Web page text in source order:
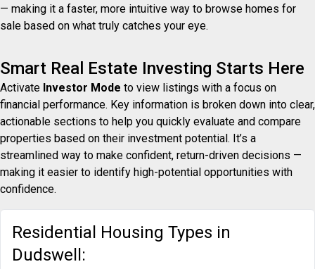
— making it a faster, more intuitive way to browse homes for
sale based on what truly catches your eye.
Smart Real Estate Investing Starts Here
Activate Investor Mode to view listings with a focus on
financial performance. Key information is broken down into clear,
actionable sections to help you quickly evaluate and compare
properties based on their investment potential. It’s a
streamlined way to make confident, return-driven decisions —
making it easier to identify high-potential opportunities with
confidence.
Residential Housing Types in
Dudswell: